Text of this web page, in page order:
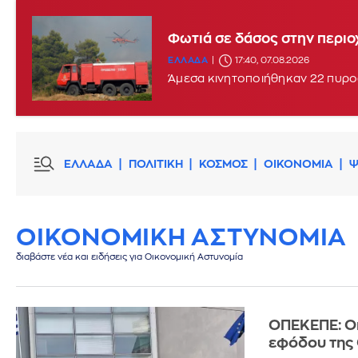
Φωτιά στο Στεφάνι
ΕΛΛΑΔΑ 16:29, 07.08.2026
Φωτιά σε δάσος στην
ΕΛΛΑΔΑ 17:40, 07.08.2026
Άμεσα κινητοποιήθηκαν 22
ΕΛΛΑΔΑ ΠΟΛΙΤΙΚΗ ΚΟΣΜΟΣ ΟΙΚΟΝΟΜΙΑ
ΟΙΚΟΝΟΜΙΚΗ ΑΣΤΥΝΟΜΙΑ
διαβάστε νέα και ειδήσεις για Οικονομική Αστυνομία
ΟΠΕΚΕΠΕ: Οι
εφόδου της